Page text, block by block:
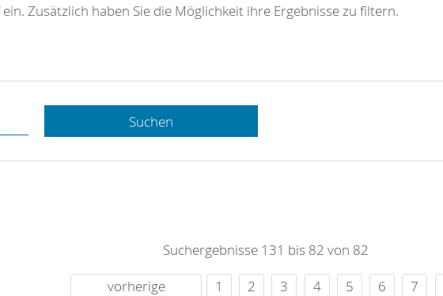
Hotline.
gerne.
rund um die Uhr
Zusätzlich haben Sie die Möglichkeit ihre Ergebnisse zu filtern.
Suchen
Suchergebnisse 131 bis 82 von 82
vorherige
1 2 3 4 5 6 7